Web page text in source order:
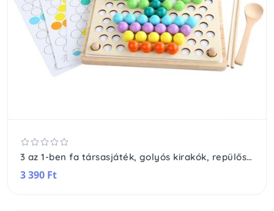
3 az 1-ben fa társasjáték, golyós kirakók, repülős sakk
3 390 Ft